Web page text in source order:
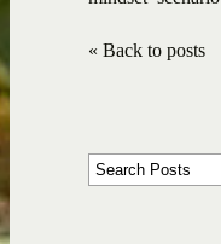
« Back to posts